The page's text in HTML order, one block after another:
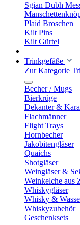
Sgian Dubh
Plaid Broschen
Kilt Pins
Kilt Gürtel
Trinkgefäße
Zur Kategorie
Becher / Mugs
Bierkrüge
Dekanter &
Flachmänner
Flight Trays
Hornbecher
Jakobitengläser
Quaichs
Shotgläser
Weingläser &
Weinkelche aus
Whiskygläser
Whisky &
Whiskyzubehör
Geschenksets